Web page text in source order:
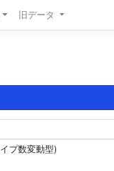
旧データ
プ数変動型)